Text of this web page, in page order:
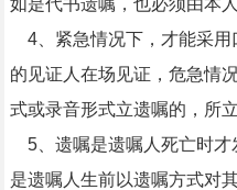
如是代书遗嘱，也必须由本
4、紧急情况下，才能采用
的见证人在场见证，危急情
式或录音形式立遗嘱的，所
5、遗嘱是遗嘱人死亡时才
是遗嘱人生前以遗嘱方式对